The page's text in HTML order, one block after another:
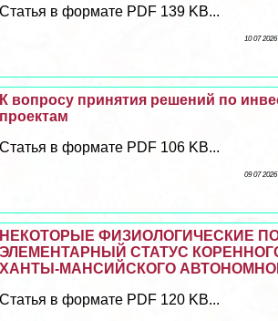
Статья в формате PDF 139 KB...
10 07
К вопросу принятия решений по
проектам
Статья в формате PDF 106 KB...
09 07
НЕКОТОРЫЕ ФИЗИОЛОГИЧЕСКИЕ
ЭЛЕМЕНТАРНЫЙ СТАТУС
ХАНТЫ-МАНСИЙСКОГО
Статья в формате PDF 120 KB...